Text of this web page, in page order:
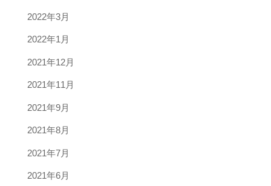
2022年3月
2022年1月
2021年12月
2021年11月
2021年9月
2021年8月
2021年7月
2021年6月